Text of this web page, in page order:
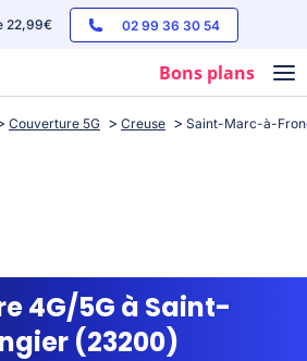
22,99€ 02 99 36 30 54
Bons plans
Couverture 5G Creuse Saint-Marc-à-
4G/5G à Saint-
(23200)